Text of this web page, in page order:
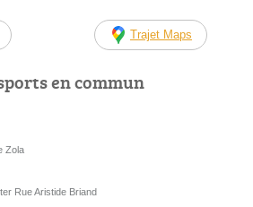
Trajet Maps
en commun
Zola
Rue Aristide Briand